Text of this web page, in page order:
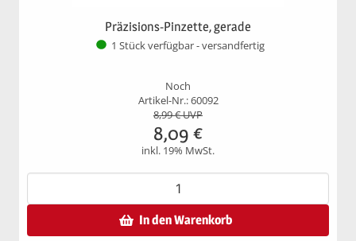
Präzisions-Pinzette, gerade
1 Stück verfügbar - versandfertig
Noch
Artikel-Nr.: 60092
8,99€ UVP
8,09 €
inkl. 19% MwSt.
In den Warenkorb